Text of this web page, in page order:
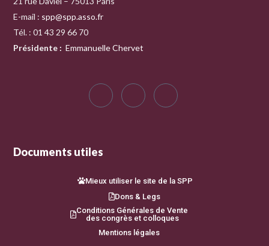
E-mail : spp@spp.asso.fr
Tél. : 01 43 29 66 70
Présidente : Emmanuelle Chervet
Documents utiles
Mieux utiliser le site de la SPP
Dons & Legs
Conditions Générales de Vente
des congrès et colloques
Mentions légales